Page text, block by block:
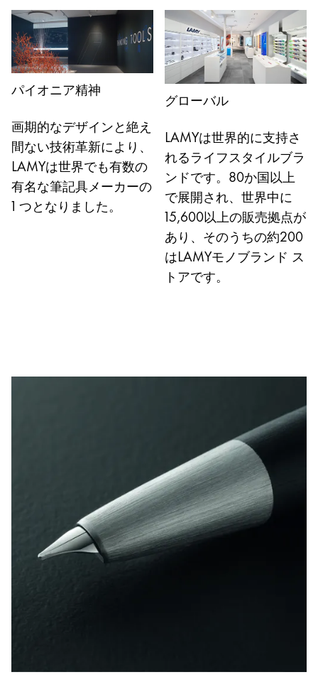
Singapore
English
Taiwan
中文
ไทย
Vietnam
Tiếng Việt
Cambodia
パイオニア精神
画期的なデザインと絶え
間ない技術革新により、
LAMYは世界でも有数の
有名な筆記具メーカーの
1 つとなりました。
グローバル
LAMYは世界的に支持さ
れるライフスタイルブラ
ンドです。80か国以上
で展開され、世界中に
15,600以上の販売拠点が
あり、そのうちの約200
はLAMYモノブランド ス
トアです。